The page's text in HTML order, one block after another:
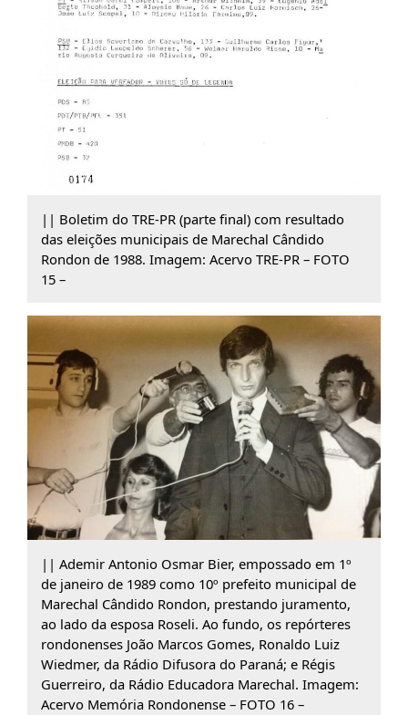
|| Boletim do TRE-PR (parte final) com resultado
das eleições municipais de Marechal Cândido
Rondon de 1988. Imagem: Acervo TRE-PR – FOTO
15 –
|| Ademir Antonio Osmar Bier, empossado em 1º
de janeiro de 1989 como 10º prefeito municipal de
Marechal Cândido Rondon, prestando juramento,
ao lado da esposa Roseli. Ao fundo, os repórteres
rondonenses João Marcos Gomes, Ronaldo Luiz
Wiedmer, da Rádio Difusora do Paraná; e Régis
Guerreiro, da Rádio Educadora Marechal. Imagem:
Acervo Memória Rondonense – FOTO 16 –